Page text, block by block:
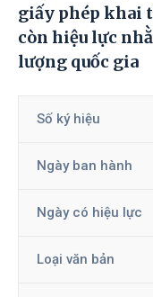
giấy phép khai
còn hiệu lực
lượng quốc gia
Số ký hiệu
Ngày ban hành
Ngày có hiệu lực
Loại văn bản